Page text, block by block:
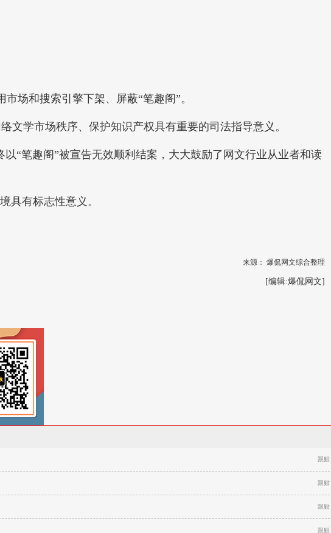
场和搜索引擎下架、屏蔽“笔趣阁”。
学市场秩序、保护知识产权具有重要的司法指导意义。
“笔趣阁”被宣告无效顺利结案，大大鼓励了网文行业从业者和读
有标志性意义。
来源： 爆侃网文综合整理
[编辑:爆侃网文]
跟贴
跟贴
跟贴
跟贴